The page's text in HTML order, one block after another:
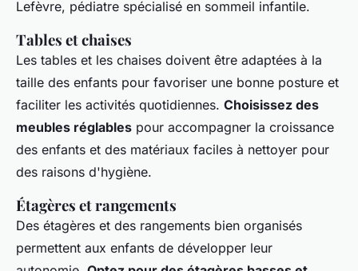
Lefèvre, pédiatre spécialisé en sommeil infantile.
Tables et chaises
Les tables et les chaises doivent être adaptées à la
taille des enfants pour favoriser une bonne posture et
faciliter les activités quotidiennes. Choisissez des
meubles réglables pour accompagner la croissance
des enfants et des matériaux faciles à nettoyer pour
des raisons d'hygiène.
Étagères et rangements
Des étagères et des rangements bien organisés
permettent aux enfants de développer leur